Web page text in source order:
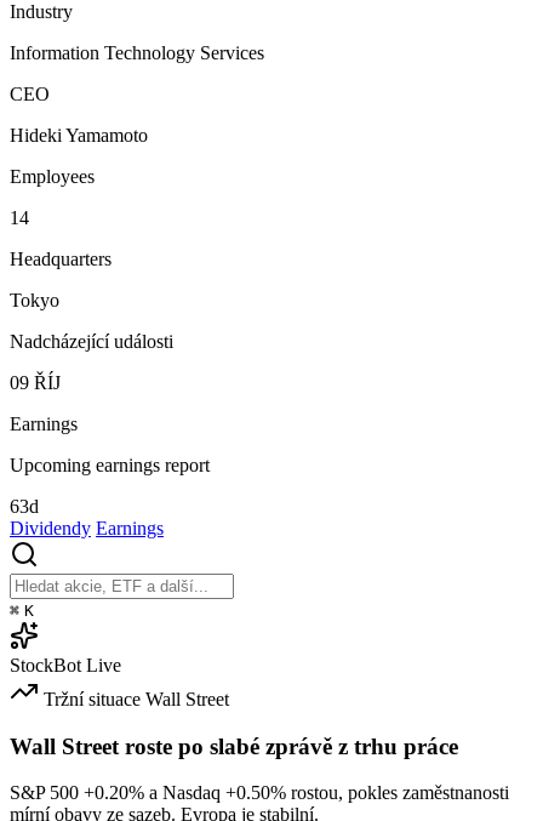
Industry
Information Technology Services
CEO
Hideki Yamamoto
Employees
14
Headquarters
Tokyo
Nadcházející události
09 ŘÍJ
Earnings
Upcoming earnings report
63d
Dividendy Earnings
⌘ K
StockBot Live
Tržní situace Wall Street
Wall Street roste po slabé zprávě z trhu práce
S&P 500 +0.20% a Nasdaq +0.50% rostou, pokles zaměstnanosti
mírní obavy ze sazeb. Evropa je stabilní.